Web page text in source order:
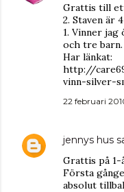
Grattis till
2. Staven är
1. Vinner jag
och tre
Har länkat:
http://
vinn-silver-
22 februari
jennys hus
Grattis på 1-
Första
absolut